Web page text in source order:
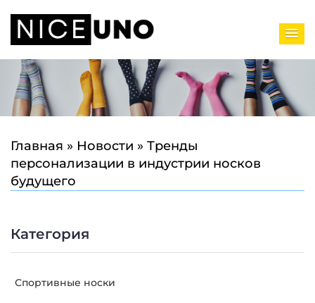
Главная » Новости » Тренды
персонализации в индустрии носков
будущего
Категория
Спортивные носки